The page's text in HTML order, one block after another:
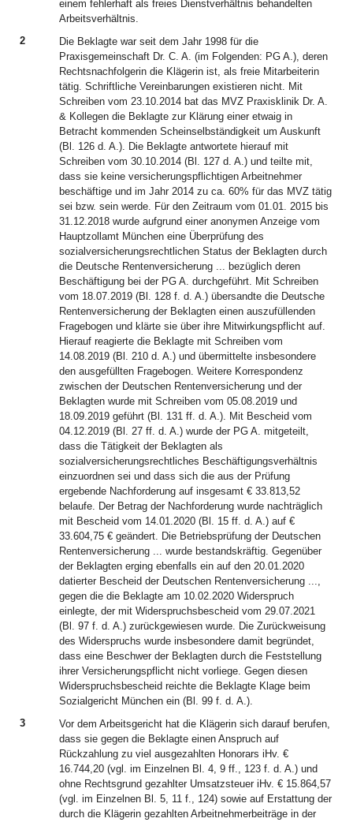
einem fehlerhaft als freies Dienstverhältnis behandelten
Arbeitsverhältnis.
2
Die Beklagte war seit dem Jahr 1998 für die
Praxisgemeinschaft Dr. C. A. (im Folgenden: PG A.), deren
Rechtsnachfolgerin die Klägerin ist, als freie Mitarbeiterin
tätig. Schriftliche Vereinbarungen existieren nicht. Mit
Schreiben vom 23.10.2014 bat das MVZ Praxisklinik Dr. A.
& Kollegen die Beklagte zur Klärung einer etwaig in
Betracht kommenden Scheinselbständigkeit um Auskunft
(Bl. 126 d. A.). Die Beklagte antwortete hierauf mit
Schreiben vom 30.10.2014 (Bl. 127 d. A.) und teilte mit,
dass sie keine versicherungspflichtigen Arbeitnehmer
beschäftige und im Jahr 2014 zu ca. 60% für das MVZ tätig
sei bzw. sein werde. Für den Zeitraum vom 01.01. 2015 bis
31.12.2018 wurde aufgrund einer anonymen Anzeige vom
Hauptzollamt München eine Überprüfung des
sozialversicherungsrechtlichen Status der Beklagten durch
die Deutsche Rentenversicherung ... bezüglich deren
Beschäftigung bei der PG A. durchgeführt. Mit Schreiben
vom 18.07.2019 (Bl. 128 f. d. A.) übersandte die Deutsche
Rentenversicherung der Beklagten einen auszufüllenden
Fragebogen und klärte sie über ihre Mitwirkungspflicht auf.
Hierauf reagierte die Beklagte mit Schreiben vom
14.08.2019 (Bl. 210 d. A.) und übermittelte insbesondere
den ausgefüllten Fragebogen. Weitere Korrespondenz
zwischen der Deutschen Rentenversicherung und der
Beklagten wurde mit Schreiben vom 05.08.2019 und
18.09.2019 geführt (Bl. 131 ff. d. A.). Mit Bescheid vom
04.12.2019 (Bl. 27 ff. d. A.) wurde der PG A. mitgeteilt,
dass die Tätigkeit der Beklagten als
sozialversicherungsrechtliches Beschäftigungsverhältnis
einzuordnen sei und dass sich die aus der Prüfung
ergebende Nachforderung auf insgesamt € 33.813,52
belaufe. Der Betrag der Nachforderung wurde nachträglich
mit Bescheid vom 14.01.2020 (Bl. 15 ff. d. A.) auf €
33.604,75 € geändert. Die Betriebsprüfung der Deutschen
Rentenversicherung ... wurde bestandskräftig. Gegenüber
der Beklagten erging ebenfalls ein auf den 20.01.2020
datierter Bescheid der Deutschen Rentenversicherung ...,
gegen die die Beklagte am 10.02.2020 Widerspruch
einlegte, der mit Widerspruchsbescheid vom 29.07.2021
(Bl. 97 f. d. A.) zurückgewiesen wurde. Die Zurückweisung
des Widerspruchs wurde insbesondere damit begründet,
dass eine Beschwer der Beklagten durch die Feststellung
ihrer Versicherungspflicht nicht vorliege. Gegen diesen
Widerspruchsbescheid reichte die Beklagte Klage beim
Sozialgericht München ein (Bl. 99 f. d. A.).
3
Vor dem Arbeitsgericht hat die Klägerin sich darauf berufen,
dass sie gegen die Beklagte einen Anspruch auf
Rückzahlung zu viel ausgezahlten Honorars iHv. €
16.744,20 (vgl. im Einzelnen Bl. 4, 9 ff., 123 f. d. A.) und
ohne Rechtsgrund gezahlter Umsatzsteuer iHv. € 15.864,57
(vgl. im Einzelnen Bl. 5, 11 f., 124) sowie auf Erstattung der
durch die Klägerin gezahlten Arbeitnehmerbeiträge in der